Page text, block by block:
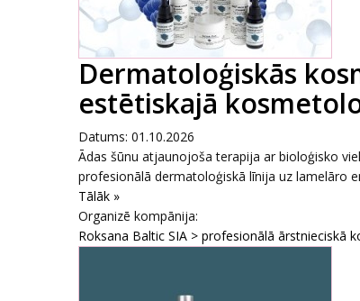
Dermatoloģiskās
estētiskajā
Datums: 01.10.2026
Ādas šūnu atjaunojoša terapija ar bioloģisko
profesionālā dermatoloģiskā līnija uz lamelāro
Tālāk »
Organizē kompānija:
Roksana Baltic SIA > profesionālā ārstnieciskā